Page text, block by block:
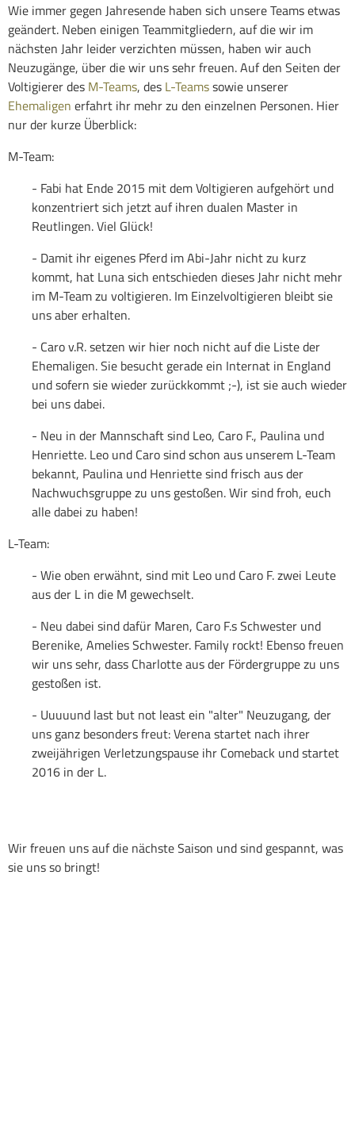
Wie immer gegen Jahresende haben sich unsere Teams etwas
geändert. Neben einigen Teammitgliedern, auf die wir im
nächsten Jahr leider verzichten müssen, haben wir auch
Neuzugänge, über die wir uns sehr freuen. Auf den Seiten der
Voltigierer des M-Teams, des L-Teamssowie unserer
Ehemaligen erfahrt ihr mehr zu den einzelnen Personen. Hier
nur der kurze Überblick:
M-Team:
- Fabi hat Ende 2015 mit dem Voltigieren aufgehört und
konzentriert sich jetzt auf ihren dualen Master in
Reutlingen. Viel Glück!
- Damit ihr eigenes Pferd im Abi-Jahr nicht zu kurz
kommt, hat Luna sich entschieden dieses Jahr nicht mehr
im M-Team zu voltigieren. Im Einzelvoltigieren bleibt sie
uns aber erhalten.
- Caro v.R. setzen wir hier noch nicht auf die Liste der
Ehemaligen. Sie besucht gerade ein Internat in England
und sofern sie wieder zurückkommt ;-), ist sie auch wieder
bei uns dabei.
- Neu in der Mannschaft sind Leo, Caro F., Paulina und
Henriette. Leo und Caro sind schon aus unserem L-Team
bekannt, Paulina und Henriette sind frisch aus der
Nachwuchsgruppe zu uns gestoßen. Wir sind froh, euch
alle dabei zu haben!
L-Team:
- Wie oben erwähnt, sind mit Leo und Caro F. zwei Leute
aus der L in die M gewechselt.
- Neu dabei sind dafür Maren, Caro F.s Schwester und
Berenike, Amelies Schwester. Family rockt! Ebenso freuen
wir uns sehr, dass Charlotte aus der Fördergruppe zu uns
gestoßen ist.
- Uuuuund last but not least ein "alter" Neuzugang, der
uns ganz besonders freut: Verena startet nach ihrer
zweijährigen Verletzungspause ihr Comeback und startet
2016 in der L.
Wir freuen uns auf die nächste Saison und sind gespannt, was
sie uns so bringt!